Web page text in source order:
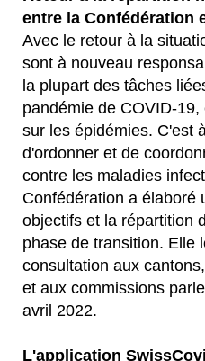
entre la Confédération
Avec le retour à la
sont à nouveau
la plupart des tâches
pandémie de COVID-
sur les épidémies. C'est
d'ordonner et de
contre les maladies
Confédération a élaboré
objectifs et la répartition
phase de transition. Elle
consultation aux
et aux commissions
avril 2022.
L'application